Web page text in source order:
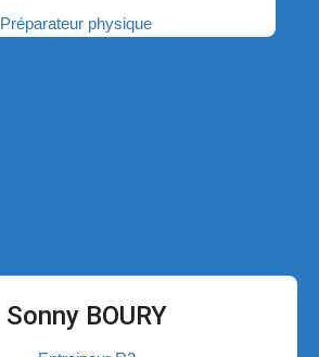
Préparateur physique
Sonny BOURY